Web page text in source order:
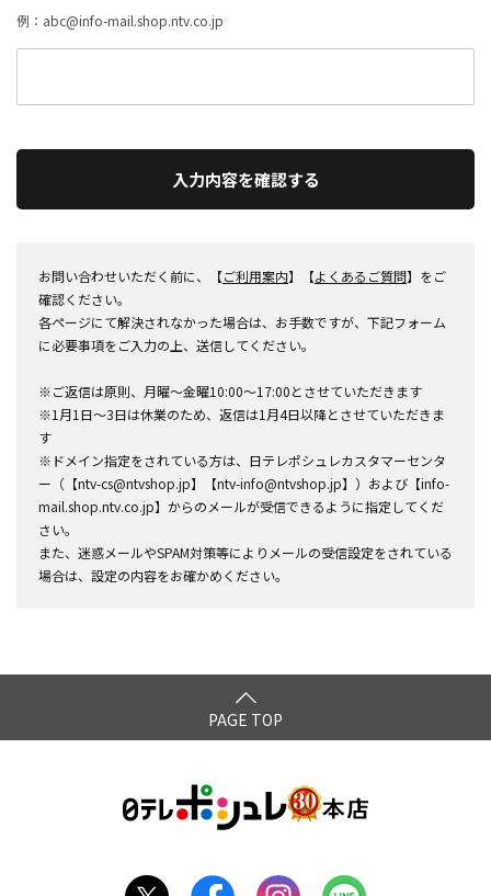
例：abc@info-mail.shop.ntv.co.jp
入力内容を確認する
お問い合わせいただく前に、【ご利用案内】【よくあるご質問】をご
確認ください。
各ページにて解決されなかった場合は、お手数ですが、下記フォーム
に必要事項をご入力の上、送信してください。
※ご返信は原則、月曜～金曜10:00～17:00とさせていただきます
※1月1日～3日は休業のため、返信は1月4日以降とさせていただきま
す
※ドメイン指定をされている方は、日テレポシュレカスタマーセンタ
ー（【ntv-cs@ntvshop.jp】【ntv-info@ntvshop.jp】）および【info-
mail.shop.ntv.co.jp】からのメールが受信できるように指定してくだ
さい。
また、迷惑メールやSPAM対策等によりメールの受信設定をされている
場合は、設定の内容をお確かめください。
PAGE TOP